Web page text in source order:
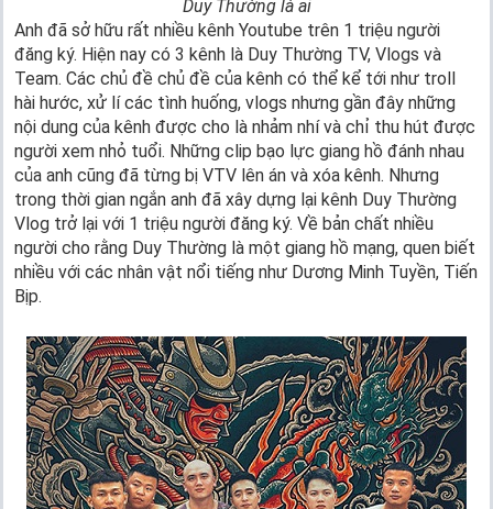
Duy Thường là ai
Anh đã sở hữu rất nhiều kênh Youtube trên 1 triệu người
đăng ký. Hiện nay có 3 kênh là Duy Thường TV, Vlogs và
Team. Các chủ đề chủ đề của kênh có thể kể tới như troll
hài hước, xử lí các tình huống, vlogs nhưng gần đây những
nội dung của kênh được cho là nhảm nhí và chỉ thu hút được
người xem nhỏ tuổi. Những clip bạo lực giang hồ đánh nhau
của anh cũng đã từng bị VTV lên án và xóa kênh. Nhưng
trong thời gian ngắn anh đã xây dựng lại kênh Duy Thường
Vlog trở lại với 1 triệu người đăng ký. Về bản chất nhiều
người cho rằng Duy Thường là một giang hồ mạng, quen biết
nhiều với các nhân vật nổi tiếng như Dương Minh Tuyền, Tiến
Bịp.